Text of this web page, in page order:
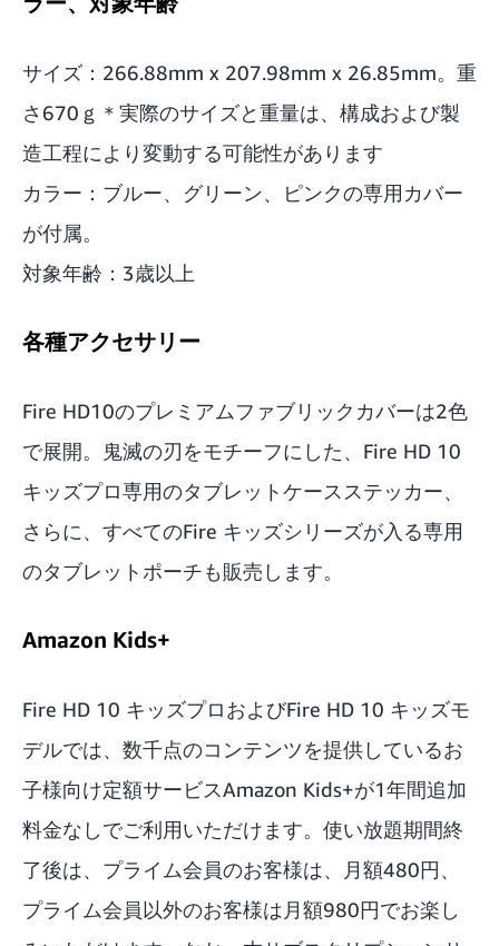
サイズ：266.88mm x 207.98mm x 26.85mm。重
さ670ｇ＊実際のサイズと重量は、構成および製
造工程により変動する可能性があります
カラー：ブルー、グリーン、ピンクの専用カバー
が付属。
対象年齢：3歳以上
各種アクセサリー
Fire HD10のプレミアムファブリックカバーは2色
で展開。鬼滅の刃をモチーフにした、Fire HD 10
キッズプロ専用のタブレットケースステッカー、
さらに、すべてのFire キッズシリーズが入る専用
のタブレットポーチも販売します。
Amazon Kids+
Fire HD 10 キッズプロおよびFire HD 10 キッズモ
デルでは、 数千点のコンテンツを提供しているお
子様向け定額サービスAmazon Kids+が1年間追加
料金なしでご利用いただけます。使い放題期間終
了後は、プライム会員のお客様は、月額480円、
プライム会員以外のお客様は月額980円でお楽し